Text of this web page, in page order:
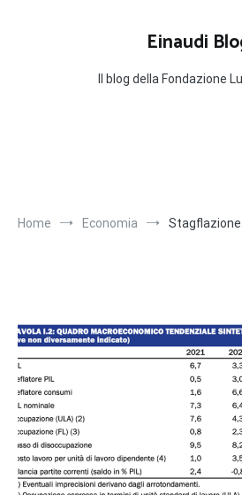
Einaudi
Il blog della Fondazione
Home Economia